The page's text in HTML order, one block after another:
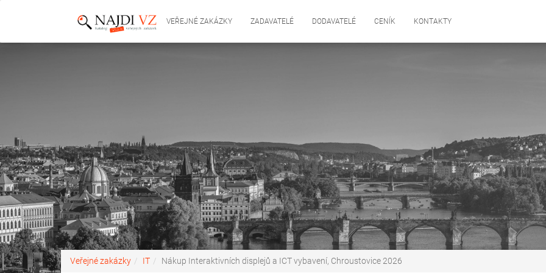
VEŘEJNÉ ZAKÁZKY ZADAVATELÉ DODAVATELÉ CENÍK KONTAKTY
Veřejné zakázky IT Nákup Interaktivních displejů a ICT vybavení, Chroustovice 2026